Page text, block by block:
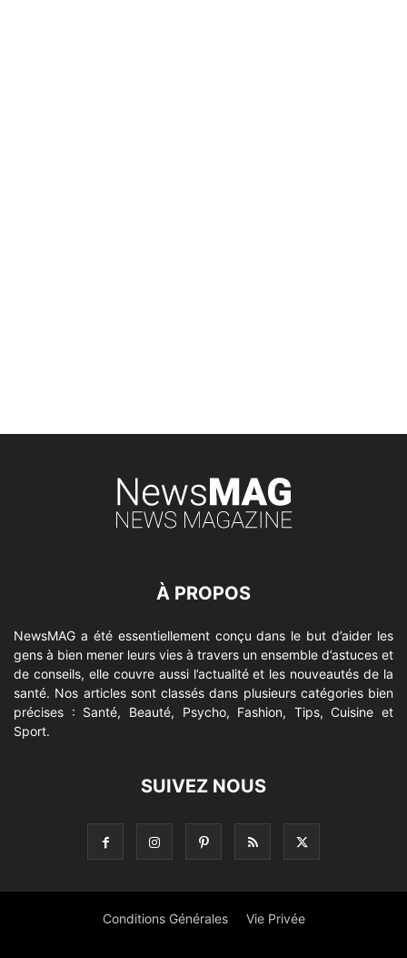
À PROPOS
NewsMAG a été essentiellement conçu dans le but d’aider les
gens à bien mener leurs vies à travers un ensemble d’astuces et
de conseils, elle couvre aussi l’actualité et les nouveautés de la
santé. Nos articles sont classés dans plusieurs catégories bien
précises : Santé, Beauté, Psycho, Fashion, Tips, Cuisine et
Sport.
SUIVEZ NOUS
Conditions Générales Vie Privée